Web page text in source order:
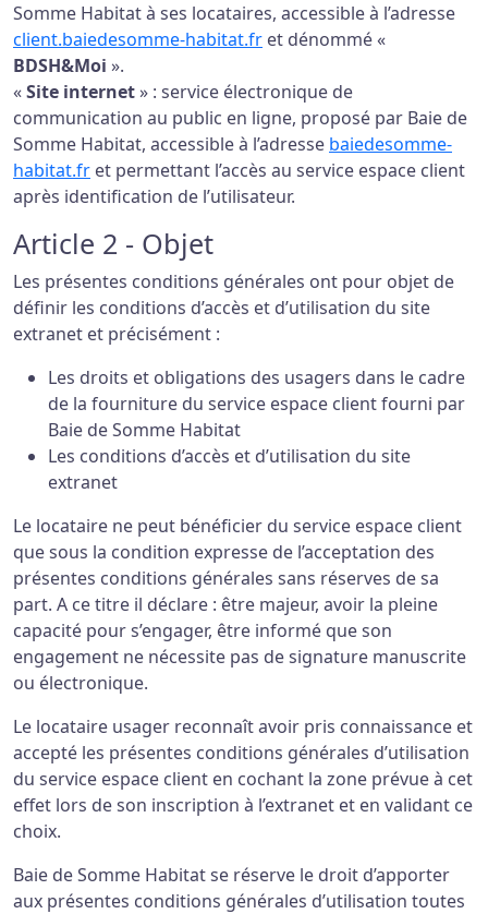
Somme Habitat à ses locataires, accessible à l’adresse
client.baiedesomme-habitat.fr et dénommé «
BDSH&Moi ».
«Site internet» : service électronique de
communication au public en ligne, proposé par Baie de
Somme Habitat, accessible à l’adresse baiedesomme-
habitat.fr et permettant l’accès au service espace client
après identification de l’utilisateur.
Article 2 - Objet
Les présentes conditions générales ont pour objet de
définir les conditions d’accès et d’utilisation du site
extranet et précisément :
Les droits et obligations des usagers dans le cadre
de la fourniture du service espace client fourni par
Baie de Somme Habitat
Les conditions d’accès et d’utilisation du site
extranet
Le locataire ne peut bénéficier du service espace client
que sous la condition expresse de l’acceptation des
présentes conditions générales sans réserves de sa
part. A ce titre il déclare : être majeur, avoir la pleine
capacité pour s’engager, être informé que son
engagement ne nécessite pas de signature manuscrite
ou électronique.
Le locataire usager reconnaît avoir pris connaissance et
accepté les présentes conditions générales d’utilisation
du service espace client en cochant la zone prévue à cet
effet lors de son inscription à l’extranet et en validant ce
choix.
Baie de Somme Habitat se réserve le droit d’apporter
aux présentes conditions générales d’utilisation toutes